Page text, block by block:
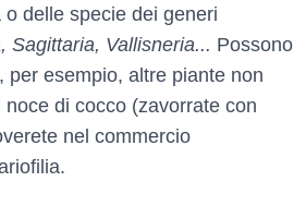
delle specie dei generi
Sagittaria, Vallisneria... Possono
per esempio, altre piante non
di cocco (zavorrate con
nel commercio